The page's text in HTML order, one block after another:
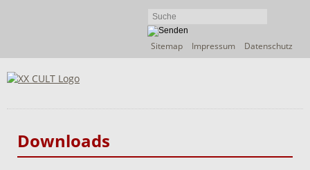
Navigation
Sitemap Impressum Datenschutz
Downloads